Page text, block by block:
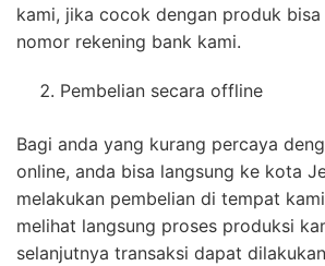
kami, jika cocok dengan produk
nomor rekening bank kami.
Pembelian secara offline
Bagi anda yang kurang percaya
online, anda bisa langsung ke kota
melakukan pembelian di tempat
melihat langsung proses produksi
selanjutnya transaksi dapat